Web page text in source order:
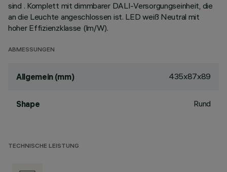
sind . Komplett mit dimmbarer DALI-Versorgungseinheit, die
an die Leuchte angeschlossen ist. LED weiß Neutral mit
hoher Effizienzklasse (lm/W).
ABMESSUNGEN
Allgemein (mm) 435x87x89
Shape Rund
TECHNISCHE LEISTUNG